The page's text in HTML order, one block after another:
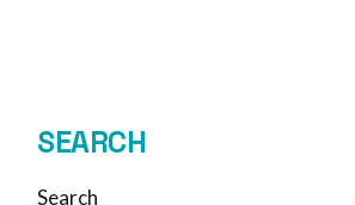
SEARCH